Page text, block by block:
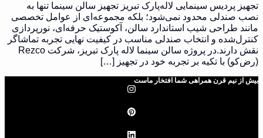
تجهیز پردیس سینمایی لاله‌پارک تبریز تجهیز سالن سینما تنها به
نصب صندلی محدود نمی‌شود؛ بلکه مجموعه‌ای از عوامل تخصصی
مانند طراحی شیب استاندارد سالن، آکوستیک حرفه‌ای، نورپردازی
کنترل‌شده و انتخاب صندلی مناسب در کیفیت نهایی تجربه تماشاگر
نقش دارند.در پروژه سالن سینما لاله‌ پارک تبریز، شرکت Rezco
(رض‌کو) با تکیه بر تجربه خود در تجهیز […]
بیش از نیم قرن همراهی شما افتخار ماست